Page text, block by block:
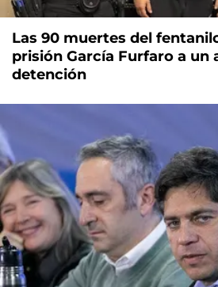
Las 90 muertes del
prisión García Furfaro a un
detención